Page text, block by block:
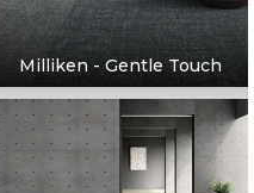
Milliken - Gentle Touch